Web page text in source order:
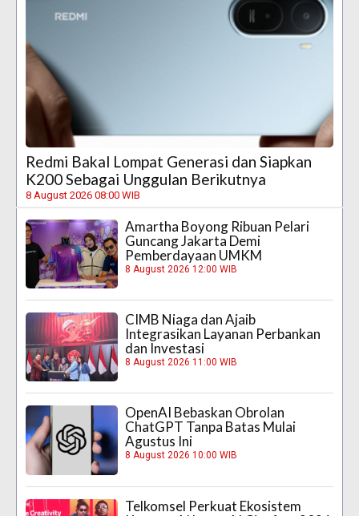
Redmi Bakal Lompat Generasi dan Siapkan
K200 Sebagai Unggulan Berikutnya
8 August 2026 08:00 WIB
Amartha Boyong Ribuan Pelari
Guncang Jakarta Demi
Pemberdayaan UMKM
8 August 2026 12:00 WIB
CIMB Niaga dan Ajaib
Integrasikan Layanan Perbankan
dan Investasi
8 August 2026 11:00 WIB
OpenAI Bebaskan Obrolan
ChatGPT Tanpa Batas Mulai
Agustus Ini
8 August 2026 10:00 WIB
Telkomsel Perkuat Ekosistem